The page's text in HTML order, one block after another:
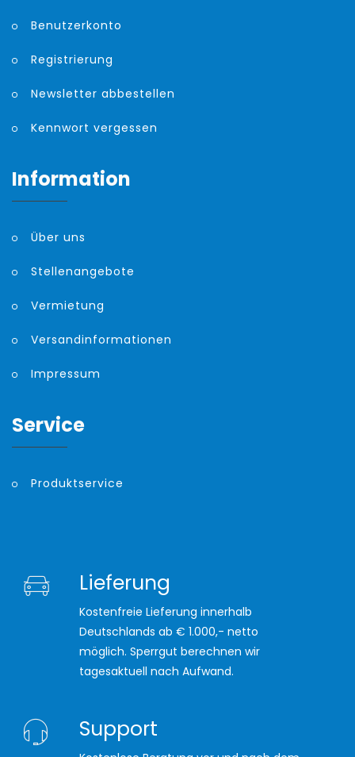
Benutzerkonto
Registrierung
Newsletter abbestellen
Kennwort vergessen
Information
Über uns
Stellenangebote
Vermietung
Versandinformationen
Impressum
Service
Produktservice
Lieferung
Kostenfreie Lieferung innerhalb
Deutschlands ab € 1.000,- netto
möglich. Sperrgut berechnen wir
tagesaktuell nach Aufwand.
Support